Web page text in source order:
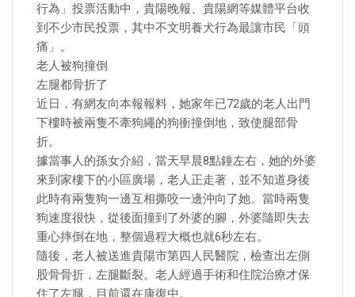
行為」投票活動中，貴陽晚報、貴陽網等媒體平台收
到不少市民投票，其中不文明養犬行為最讓市民「頭
痛」。
老人被狗撞倒
左腿都骨折了
近日，有網友向本報報料，她家年已72歲的老人出門
下樓時被兩隻不牽狗繩的狗衝撞倒地，致使腿部骨
折。
據當事人的孫女介紹，當天早晨8點鐘左右，她的外婆
來到家樓下的小區廣場，老人正走著，並不知道身後
此時有兩隻狗一邊互相撕咬一邊沖向了她。當時兩隻
狗速度很快，從後面撞到了外婆的腳，外婆隨即失去
重心摔倒在地，整個過程大概也就6秒左右。
隨後，老人被送進貴陽市第四人民醫院，檢查出左側
股骨骨折，左腿斷裂。老人經過手術和住院治療才保
住了左腿，目前還在康復中。